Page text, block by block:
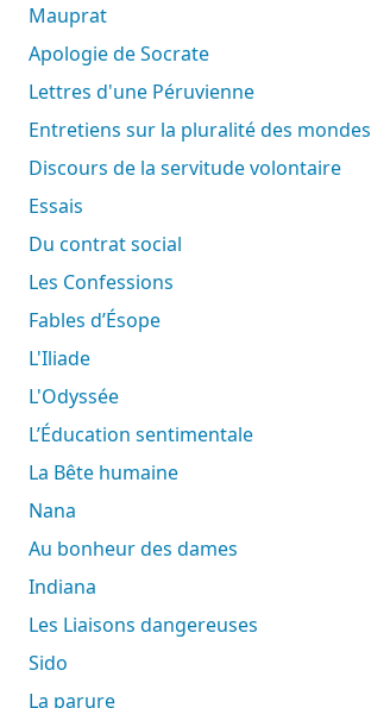
Mauprat
Apologie de Socrate
Lettres d'une Péruvienne
Entretiens sur la pluralité des mondes
Discours de la servitude volontaire
Essais
Du contrat social
Les Confessions
Fables d’Ésope
L'Iliade
L'Odyssée
L’Éducation sentimentale
La Bête humaine
Nana
Au bonheur des dames
Indiana
Les Liaisons dangereuses
Sido
La parure